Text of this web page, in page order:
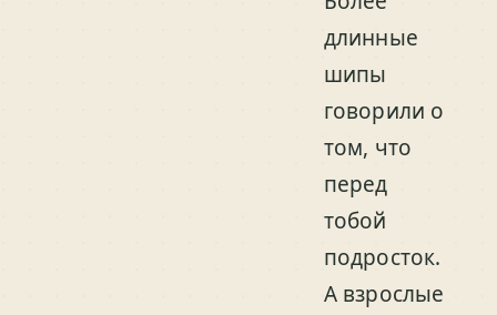
длинные
шипы
говорили о
том, что
перед
тобой
подросток.
А взрослые